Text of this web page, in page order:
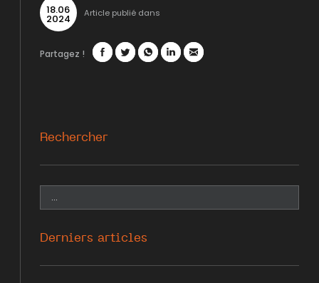
18.06
2024 Article publié dans
Partagez !
Rechercher
Derniers articles